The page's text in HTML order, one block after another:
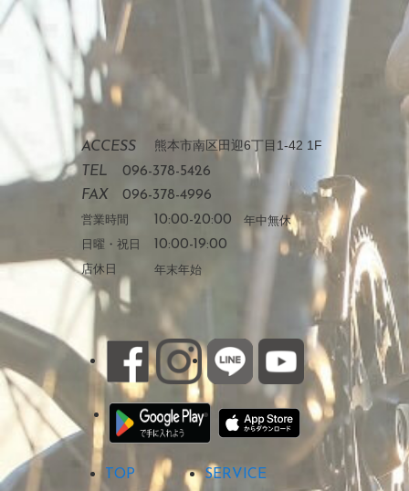
ACCESS 熊本市南区田迎6丁目1-42 1F
TEL
096-378-5426
FAX
096-378-4996
営業時間 10:00-20:00 年中無休
日曜・祝日
10:00-19:00
店休日 年末年始
TOP
SERVICE